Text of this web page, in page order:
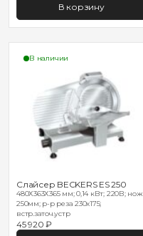
В корзину
В наличии
Слайсер BECKERS ES 250
480Х363Х365 мм; 0,14 кВт; 220В; нож
250мм; р-р реза 230х175;
встр.заточ.устр
45 920 ₽